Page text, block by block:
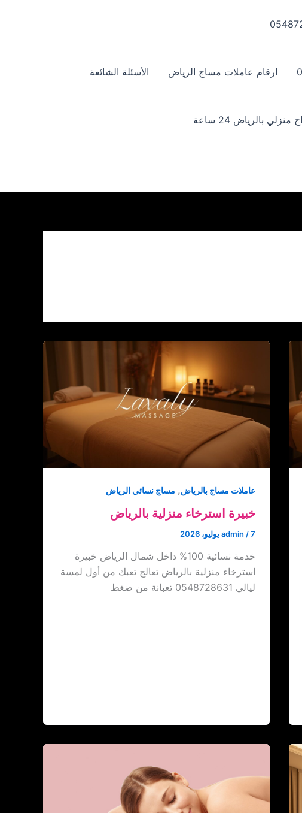
ارقام عاملات مساج الرياض الأسئلة الشائعة
بالرياض 24 ساعة
عاملات مساج بالرياض, مساج نسائي الرياض
خبيرة استرخاء منزلية بالرياض
admin /7 يوليو، 2026
خدمة نسائية 100% داخل شمال الرياض خبيرة
استرخاء منزلية بالرياض تعالج تعبك من أول لمسة
ليالي 0548728631 تعبانة من ضغط